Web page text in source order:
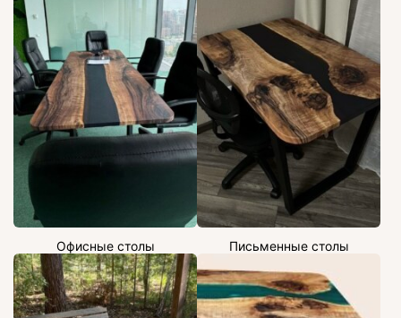
Офисные столы Письменные столы